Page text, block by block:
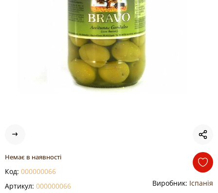
Немає в наявності
Код: 000000066
Артикул: 000000066 Виробник: Іспанія